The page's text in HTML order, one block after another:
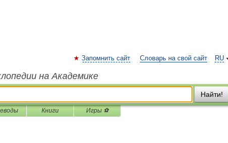
RU
Запомнить сайт Словарь на свой сайт
на Академике
Найти!
Книги Игры ⚽